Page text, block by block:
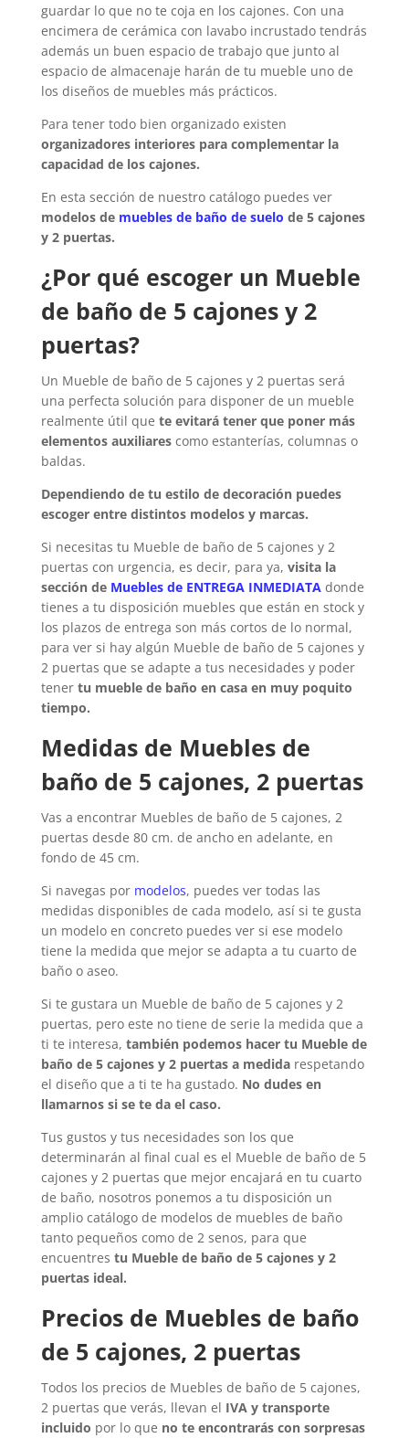
guardar lo que no te coja en los cajones. Con una
encimera de cerámica con lavabo incrustado tendrás
además un buen espacio de trabajo que junto al
espacio de almacenaje harán de tu mueble uno de
los diseños de muebles más prácticos.
Para tener todo bien organizado existen
organizadores interiores para complementar la
capacidad de los cajones.
En esta sección de nuestro catálogo puedes ver
modelos de muebles de baño de suelo de 5 cajones
y 2 puertas.
¿Por qué escoger un Mueble
de baño de 5 cajones y 2
puertas?
Un Mueble de baño de 5 cajones y 2 puertas será
una perfecta solución para disponer de un mueble
realmente útil que te evitará tener que poner más
elementos auxiliares como estanterías, columnas o
baldas.
Dependiendo de tu estilo de decoración puedes
escoger entre distintos modelos y marcas.
Si necesitas tu Mueble de baño de 5 cajones y 2
puertas con urgencia, es decir, para ya, visita la
sección de Muebles de ENTREGA INMEDIATAdonde
tienes a tu disposición muebles que están en stock y
los plazos de entrega son más cortos de lo normal,
para ver si hay algún Mueble de baño de 5 cajones y
2 puertas que se adapte a tus necesidades y poder
tener tu mueble de baño en casa en muy poquito
tiempo.
Medidas de Muebles de
baño de 5 cajones, 2 puertas
Vas a encontrar Muebles de baño de 5 cajones, 2
puertas desde 80 cm. de ancho en adelante, en
fondo de 45 cm.
Si navegas por modelos, puedes ver todas las
medidas disponibles de cada modelo, así si te gusta
un modelo en concreto puedes ver si ese modelo
tiene la medida que mejor se adapta a tu cuarto de
baño o aseo.
Si te gustara un Mueble de baño de 5 cajones y 2
puertas, pero este no tiene de serie la medida que a
ti te interesa, también podemos hacer tu Mueble de
baño de 5 cajones y 2 puertas a medidarespetando
el diseño que a ti te ha gustado. No dudes en
llamarnos si se te da el caso.
Tus gustos y tus necesidades son los que
determinarán al final cual es el Mueble de baño de 5
cajones y 2 puertas que mejor encajará en tu cuarto
de baño, nosotros ponemos a tu disposición un
amplio catálogo de modelos de muebles de baño
tanto pequeños como de 2 senos, para que
encuentres tu Mueble de baño de 5 cajones y 2
puertas ideal.
Precios de Muebles de baño
de 5 cajones, 2 puertas
Todos los precios de Muebles de baño de 5 cajones,
2 puertas que verás, llevan el IVA y transporte
incluido por lo que no te encontrarás con sorpresas